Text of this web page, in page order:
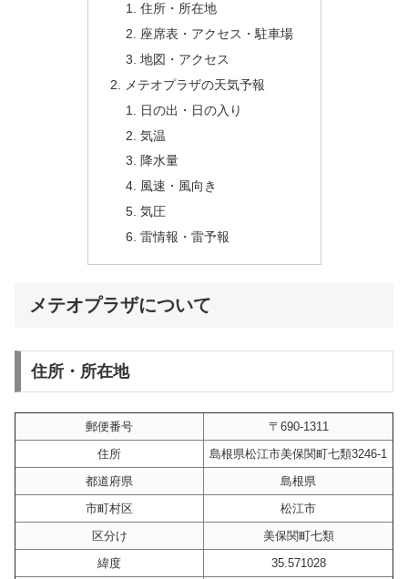
住所・所在地
座席表・アクセス・駐車場
地図・アクセス
メテオプラザの天気予報
日の出・日の入り
気温
降水量
風速・風向き
気圧
雷情報・雷予報
メテオプラザについて
住所・所在地
郵便番号
〒690-1311
住所
島根県松江市美保関町七類3246-1
都道府県
島根県
市町村区
松江市
区分け
美保関町七類
緯度
35.571028